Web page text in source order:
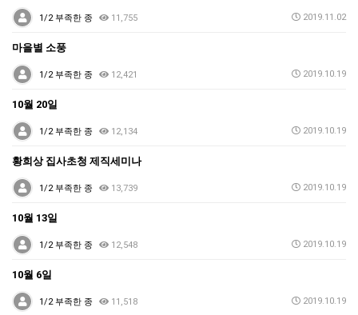
1/2 부족한 종 11,755 2019.11.02
마을별 소풍
1/2 부족한 종 12,421 2019.10.19
10월 20일
1/2 부족한 종 12,134 2019.10.19
황희상 집사초청 제직세미나
1/2 부족한 종 13,739 2019.10.19
10월 13일
1/2 부족한 종 12,548 2019.10.19
10월 6일
1/2 부족한 종 11,518 2019.10.19